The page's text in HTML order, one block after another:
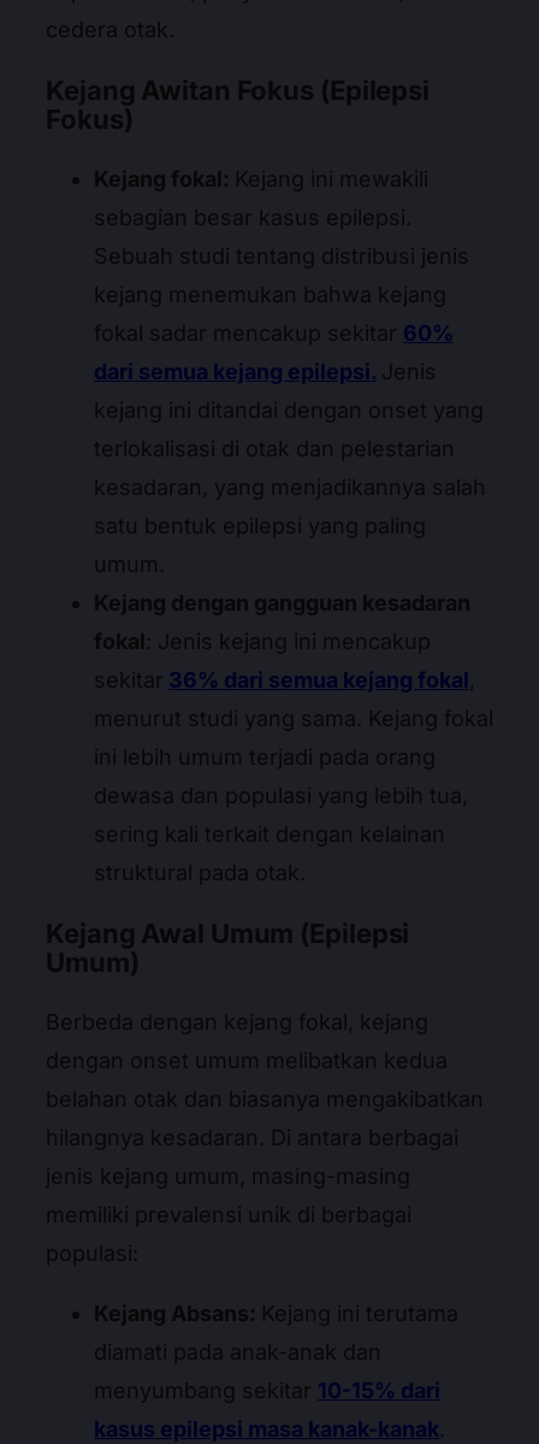
cedera otak.
Kejang Awitan Fokus (Epilepsi
Fokus)
Kejang fokal: Kejang ini mewakili
sebagian besar kasus epilepsi.
Sebuah studi tentang distribusi jenis
kejang menemukan bahwa kejang
fokal sadar mencakup sekitar 60%
dari semua kejang epilepsi. Jenis
kejang ini ditandai dengan onset yang
terlokalisasi di otak dan pelestarian
kesadaran, yang menjadikannya salah
satu bentuk epilepsi yang paling
umum.
Kejang dengan gangguan kesadaran
fokal: Jenis kejang ini mencakup
sekitar 36% dari semua kejang fokal,
menurut studi yang sama. Kejang fokal
ini lebih umum terjadi pada orang
dewasa dan populasi yang lebih tua,
sering kali terkait dengan kelainan
struktural pada otak.
Kejang Awal Umum (Epilepsi
Umum)
Berbeda dengan kejang fokal, kejang
dengan onset umum melibatkan kedua
belahan otak dan biasanya mengakibatkan
hilangnya kesadaran. Di antara berbagai
jenis kejang umum, masing-masing
memiliki prevalensi unik di berbagai
populasi:
Kejang Absans: Kejang ini terutama
diamati pada anak-anak dan
menyumbang sekitar 10-15% dari
kasus epilepsi masa kanak-kanak.